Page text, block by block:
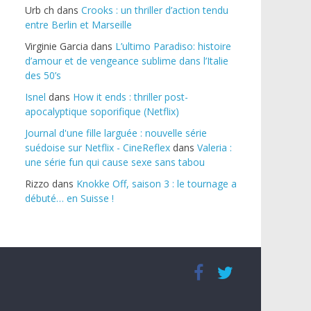
Urb ch dans Crooks : un thriller d’action tendu
entre Berlin et Marseille
Virginie Garcia dans L’ultimo Paradiso: histoire
d’amour et de vengeance sublime dans l’Italie
des 50’s
Isnel dans How it ends : thriller post-
apocalyptique soporifique (Netflix)
Journal d'une fille larguée : nouvelle série
suédoise sur Netflix - CineReflex dans Valeria :
une série fun qui cause sexe sans tabou
Rizzo dans Knokke Off, saison 3 : le tournage a
débuté… en Suisse !